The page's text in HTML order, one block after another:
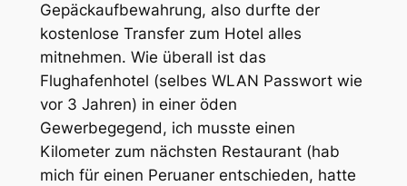
Gepäckaufbewahrung, also durfte der
kostenlose Transfer zum Hotel alles
mitnehmen. Wie überall ist das
Flughafenhotel (selbes WLAN Passwort wie
vor 3 Jahren) in einer öden
Gewerbegegend, ich musste einen
Kilometer zum nächsten Restaurant (hab
mich für einen Peruaner entschieden, hatte